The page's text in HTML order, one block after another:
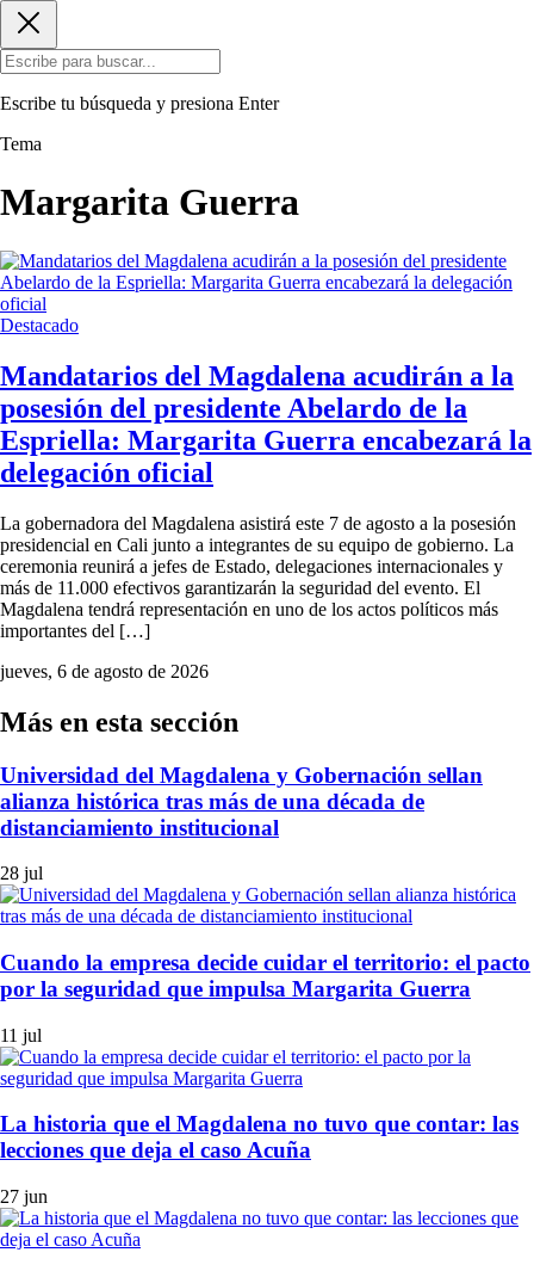
Escribe tu búsqueda y presiona Enter
Tema
Margarita Guerra
Destacado
Mandatarios del Magdalena acudirán a la
posesión del presidente Abelardo de la
Espriella: Margarita Guerra encabezará la
delegación oficial
La gobernadora del Magdalena asistirá este 7 de agosto a la posesión
presidencial en Cali junto a integrantes de su equipo de gobierno. La
ceremonia reunirá a jefes de Estado, delegaciones internacionales y
más de 11.000 efectivos garantizarán la seguridad del evento. El
Magdalena tendrá representación en uno de los actos políticos más
importantes del […]
jueves, 6 de agosto de 2026
Más en esta sección
Universidad del Magdalena y Gobernación sellan
alianza histórica tras más de una década de
distanciamiento institucional
28 jul
Cuando la empresa decide cuidar el territorio: el pacto
por la seguridad que impulsa Margarita Guerra
11 jul
La historia que el Magdalena no tuvo que contar: las
lecciones que deja el caso Acuña
27 jun